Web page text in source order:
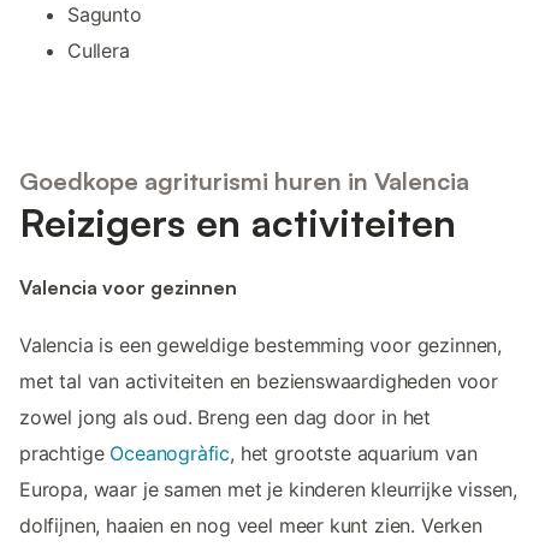
Sagunto
Cullera
Goedkope agriturismi huren in Valencia
Reizigers en activiteiten
Valencia voor gezinnen
Valencia is een geweldige bestemming voor gezinnen,
met tal van activiteiten en bezienswaardigheden voor
zowel jong als oud. Breng een dag door in het
prachtige Oceanogràfic, het grootste aquarium van
Europa, waar je samen met je kinderen kleurrijke vissen,
dolfijnen, haaien en nog veel meer kunt zien. Verken